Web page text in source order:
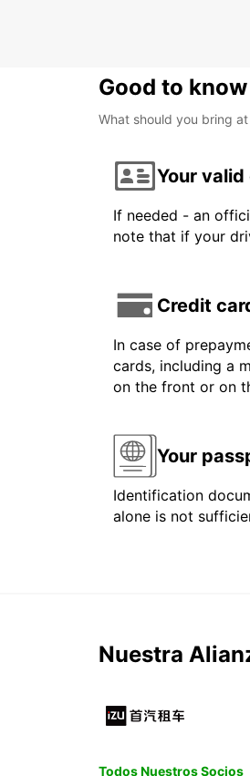
Good to know
What should you bring
Your
If needed - an
note that if your
Credit
In case of
cards, including a
on the front or on
Your
Identification
alone is not
Nuestra
Todos Nuestros Socios